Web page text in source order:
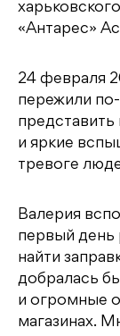
«Антарес»
24 февраля
пережили
представить
и яркие
тревоге
Валерия
первый день
найти
добралась
и огромные
магазинах.